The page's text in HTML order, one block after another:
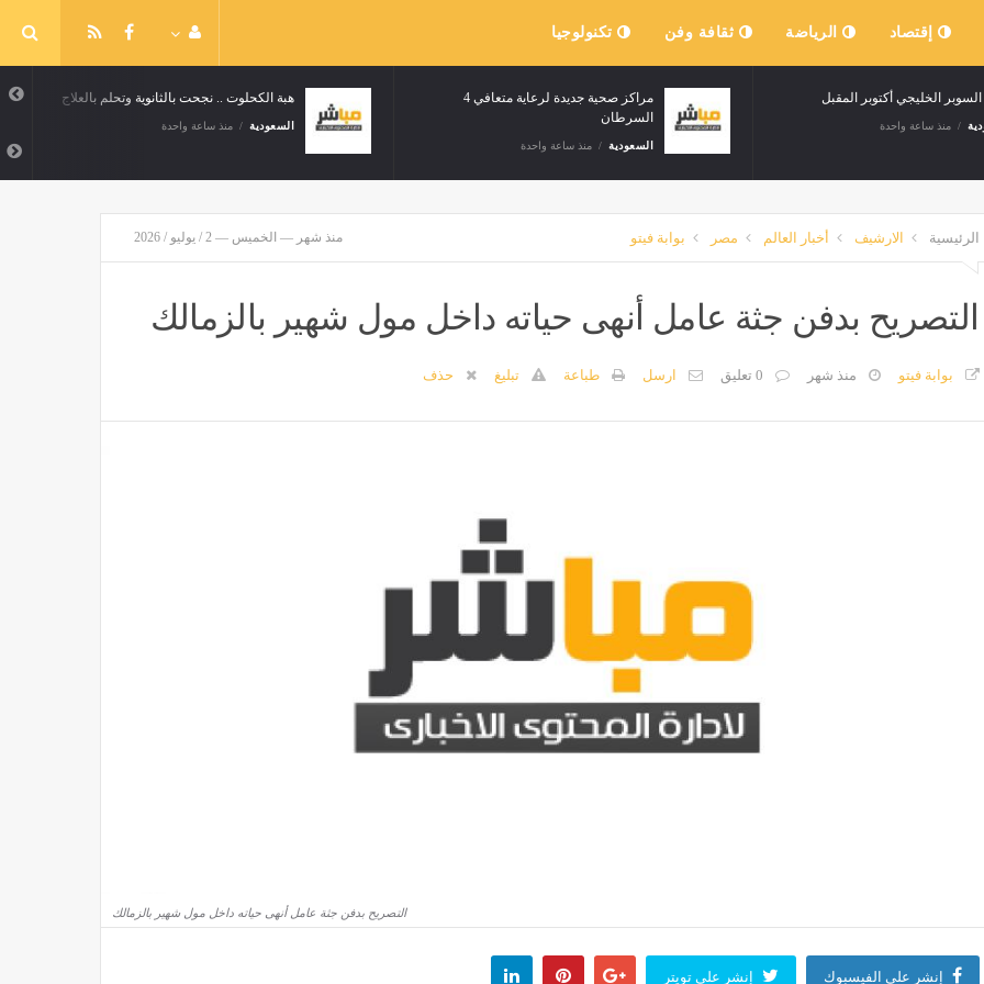
إقتصاد الرياضة ثقافة وفن تكنولوجيا
هبة الكحلوت .. نجحت بالثانوية وتحلم بالعلاج
السعودية منذ ساعة واحدة
السرطان
السعودية منذ ساعة واحدة
كأس السوبر الخليجي أكتوبر المقبل
السعودية منذ ساعة واحدة
الرئيسية الارشيف أخبار العالم مصر بوابة فيتو منذ شهر — الخميس — 2 / يوليو / 2026
التصريح بدفن جثة عامل أنهى حياته داخل مول شهير بالزمالك
بوابة فيتو منذ شهر 0 تعليق ارسل طباعة تبليغ حذف
التصريح بدفن جثة عامل أنهى حياته داخل مول شهير بالزمالك
إنشر على الفيسبوك إنشر على تويتر